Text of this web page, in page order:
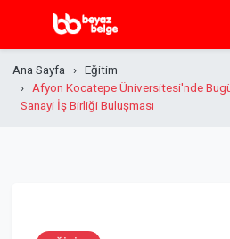
Ana Sayfa
Eğitim
Afyon Kocatepe Üniversitesi'nde
Sanayi İş Birliği Buluşması